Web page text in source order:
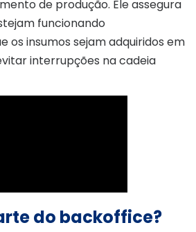
de produção. Ele assegura
funcionando
os insumos sejam adquiridos em
interrupções na cadeia
do backoffice?